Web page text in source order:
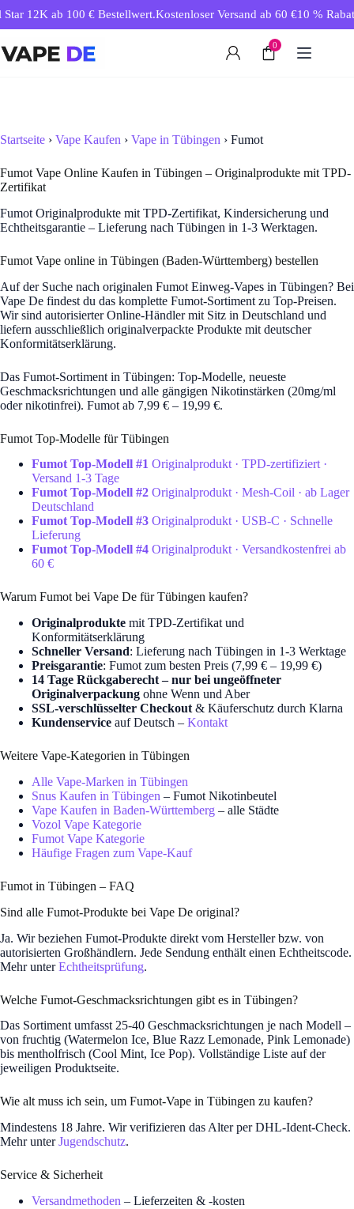
Inhalt12K ab 100 € Bestellwert.Kostenloser Versand ab 60 € 10 % Rabatt
0
Startseite › Vape Kaufen › Vape in Tübingen › Fumot
Fumot Vape Online Kaufen in Tübingen – Originalprodukte mit TPD-
Zertifikat
Fumot Originalprodukte mit TPD-Zertifikat, Kindersicherung und
Echtheitsgarantie – Lieferung nach Tübingen in 1-3 Werktagen.
Fumot Vape online in Tübingen (Baden-Württemberg) bestellen
Auf der Suche nach originalen Fumot Einweg-Vapes in Tübingen? Bei
Vape De findest du das komplette Fumot-Sortiment zu Top-Preisen.
Wir sind autorisierter Online-Händler mit Sitz in Deutschland und
liefern ausschließlich originalverpackte Produkte mit deutscher
Konformitätserklärung.
Das Fumot-Sortiment in Tübingen: Top-Modelle, neueste
Geschmacksrichtungen und alle gängigen Nikotinstärken (20mg/ml
oder nikotinfrei). Fumot ab 7,99 € – 19,99 €.
Fumot Top-Modelle für Tübingen
Fumot Top-Modell #1 Originalprodukt · TPD-zertifiziert ·
Versand 1-3 Tage
Fumot Top-Modell #2 Originalprodukt · Mesh-Coil · ab Lager
Deutschland
Fumot Top-Modell #3 Originalprodukt · USB-C · Schnelle
Lieferung
Fumot Top-Modell #4 Originalprodukt · Versandkostenfrei ab
60 €
Warum Fumot bei Vape De für Tübingen kaufen?
Originalprodukte mit TPD-Zertifikat und
Konformitätserklärung
Schneller Versand: Lieferung nach Tübingen in 1-3 Werktage
Preisgarantie: Fumot zum besten Preis (7,99 € – 19,99 €)
14 Tage Rückgaberecht – nur bei ungeöffneter
Originalverpackung ohne Wenn und Aber
SSL-verschlüsselter Checkout & Käuferschutz durch Klarna
Kundenservice auf Deutsch – Kontakt
Weitere Vape-Kategorien in Tübingen
Alle Vape-Marken in Tübingen
Snus Kaufen in Tübingen – Fumot Nikotinbeutel
Vape Kaufen in Baden-Württemberg – alle Städte
Vozol Vape Kategorie
Fumot Vape Kategorie
Häufige Fragen zum Vape-Kauf
Fumot in Tübingen – FAQ
Sind alle Fumot-Produkte bei Vape De original?
Ja. Wir beziehen Fumot-Produkte direkt vom Hersteller bzw. von
autorisierten Großhändlern. Jede Sendung enthält einen Echtheitscode.
Mehr unterEchtheitsprüfung.
Welche Fumot-Geschmacksrichtungen gibt es in Tübingen?
Das Sortiment umfasst 25-40 Geschmacksrichtungen je nach Modell –
von fruchtig (Watermelon Ice, Blue Razz Lemonade, Pink Lemonade)
bis mentholfrisch (Cool Mint, Ice Pop). Vollständige Liste auf der
jeweiligen Produktseite.
Wie alt muss ich sein, um Fumot-Vape in Tübingen zu kaufen?
Mindestens 18 Jahre. Wir verifizieren das Alter per DHL-Ident-Check.
Mehr unterJugendschutz.
Service & Sicherheit
Versandmethoden – Lieferzeiten & -kosten